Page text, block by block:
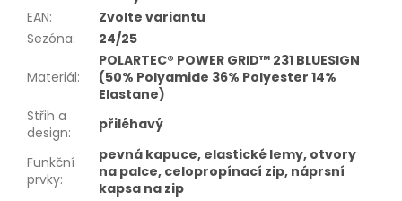
EAN:
Zvolte variantu
Sezóna: 24/25
Materiál:
POLARTEC® POWER GRID™ 231 BLUESIGN
(50% Polyamide 36% Polyester 14%
Elastane)
Střih a
design: přiléhavý
Funkční
prvky:
pevná kapuce, elastické lemy, otvory
na palce, celopropínací zip, náprsní
kapsa na zip